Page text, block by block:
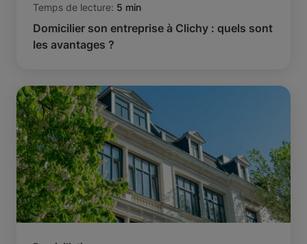
Temps de lecture: 5 min
Domicilier son entreprise à Clichy : quels sont
les avantages ?